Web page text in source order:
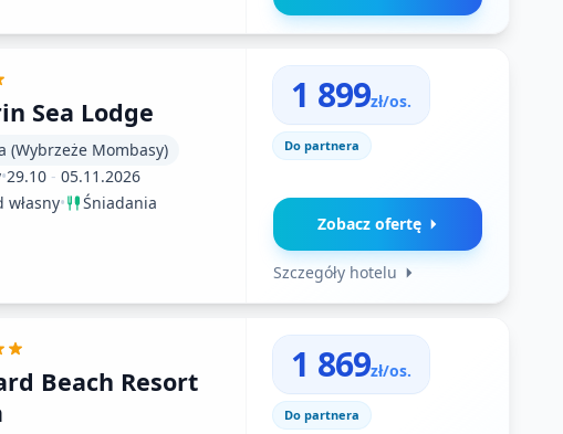
Sea Lodge
(Wybrzeże Mombasy)
•29.10 - 05.11.2026
własny• Śniadania
1 899zł/os.
Do partnera
Zobacz ofertę
Szczegóły hotelu
Beach Resort
1 869zł/os.
Do partnera